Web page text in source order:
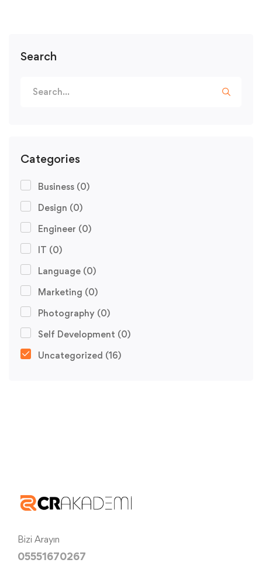
Search
Categories
Business (0)
Design (0)
Engineer (0)
IT (0)
Language (0)
Marketing (0)
Photography (0)
Self Development (0)
Uncategorized (16)
Bizi Arayın
05551670267